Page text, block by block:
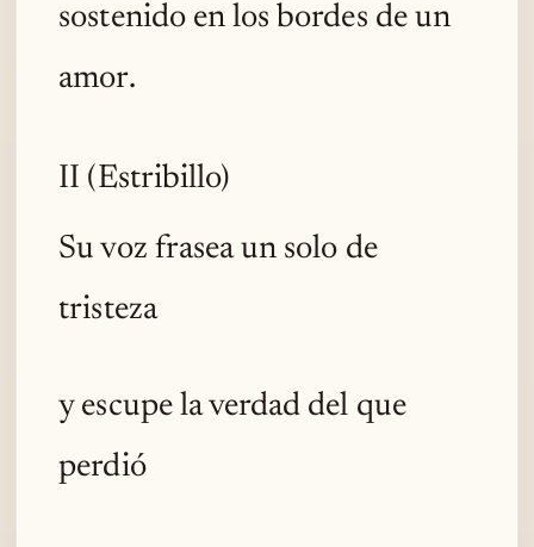
sostenido en los bordes de un
amor.
II (Estribillo)
Su voz frasea un solo de
tristeza
y escupe la verdad del que
perdió